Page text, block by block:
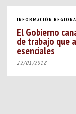
INFORMACIÓN
El Gobierno
de trabajo que
esenciales
22/01/2018